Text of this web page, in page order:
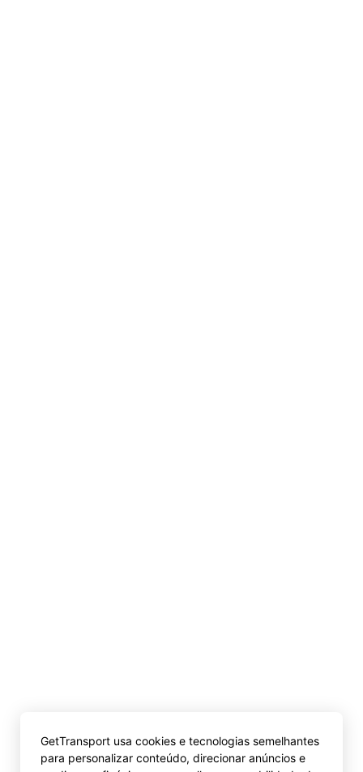
GetTransport usa cookies e tecnologias semelhantes
para personalizar conteúdo, direcionar anúncios e